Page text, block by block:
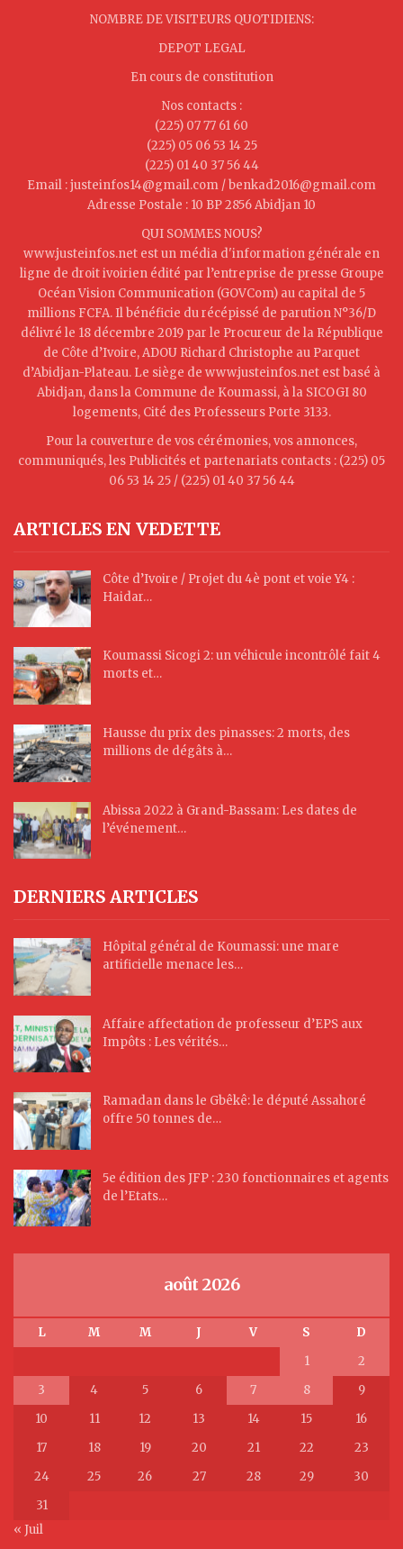
NOMBRE DE VISITEURS QUOTIDIENS:
DEPOT LEGAL
En cours de constitution
Nos contacts :
(225) 07 77 61 60
(225) 05 06 53 14 25
(225) 01 40 37 56 44
Email : justeinfos14@gmail.com / benkad2016@gmail.com
Adresse Postale : 10 BP 2856 Abidjan 10
QUI SOMMES NOUS?
www.justeinfos.net est un média d'information générale en
ligne de droit ivoirien édité par l’entreprise de presse Groupe
Océan Vision Communication (GOVCom) au capital de 5
millions FCFA. Il bénéficie du récépissé de parution N°36/D
délivré le 18 décembre 2019 par le Procureur de la République
de Côte d’Ivoire, ADOU Richard Christophe au Parquet
d’Abidjan-Plateau. Le siège de www.justeinfos.net est basé à
Abidjan, dans la Commune de Koumassi, à la SICOGI 80
logements, Cité des Professeurs Porte 3133.
Pour la couverture de vos cérémonies, vos annonces,
communiqués, les Publicités et partenariats contacts : (225) 05
06 53 14 25 / (225) 01 40 37 56 44
ARTICLES EN VEDETTE
Côte d’Ivoire / Projet du 4è pont et voie Y4 :
Haidar…
Koumassi Sicogi 2: un véhicule incontrôlé fait 4
morts et…
Hausse du prix des pinasses: 2 morts, des
millions de dégâts à…
Abissa 2022 à Grand-Bassam: Les dates de
l’événement…
DERNIERS ARTICLES
Hôpital général de Koumassi: une mare
artificielle menace les…
Affaire affectation de professeur d’EPS aux
Impôts : Les vérités…
Ramadan dans le Gbêkê: le député Assahoré
offre 50 tonnes de…
5e édition des JFP : 230 fonctionnaires et agents
de l’Etats…
août 2026
L M M J V S
D
1
2
3
4 5 6 7 8
9
10
11 12 13 14 15
16
17
18 19 20 21 22
23
24
25 26 27 28 29
30
31
« Juil